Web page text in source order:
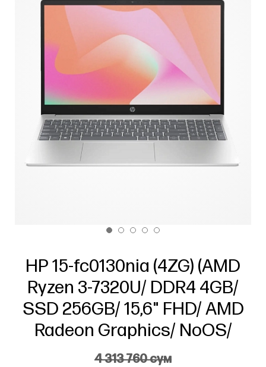
HP 15-fc0130nia (4ZG) (AMD
Ryzen 3-7320U/ DDR4 4GB/
SSD 256GB/ 15,6" FHD/ AMD
Radeon Graphics/ NoOS/
4 313 760 сум